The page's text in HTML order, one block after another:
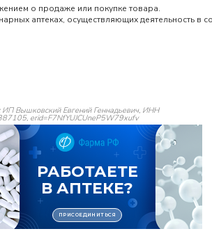
о продаже или покупке товара.
аптеках, осуществляющих деятельность в
ИП Вышковский Евгений Геннадьевич, ИНН
erid=F7NfYUJCUneP5W79xufv